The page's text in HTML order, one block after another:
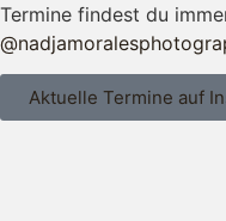
Termine findest du
Aktuelle Termine auf